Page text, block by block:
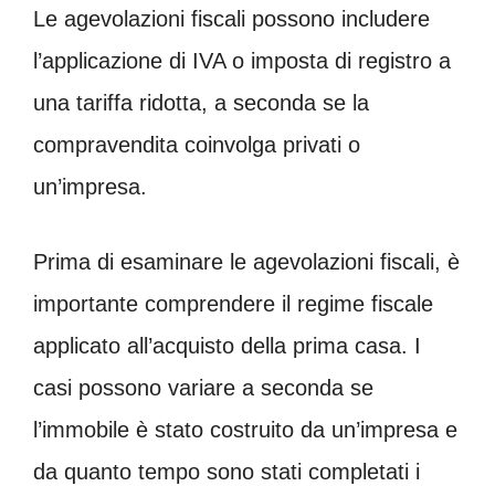
Le agevolazioni fiscali possono includere
l’applicazione di IVA o imposta di registro a
una tariffa ridotta, a seconda se la
compravendita coinvolga privati o
un’impresa.
Prima di esaminare le agevolazioni fiscali, è
importante comprendere il regime fiscale
applicato all’acquisto della prima casa. I
casi possono variare a seconda se
l’immobile è stato costruito da un’impresa e
da quanto tempo sono stati completati i